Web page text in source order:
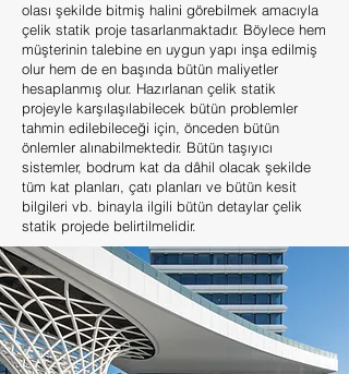
olası şekilde bitmiş halini görebilmek amacıyla
çelik statik proje tasarlanmaktadır. Böylece hem
müşterinin talebine en uygun yapı inşa edilmiş
olur hem de en başında bütün maliyetler
hesaplanmış olur. Hazırlanan çelik statik
projeyle karşılaşılabilecek bütün problemler
tahmin edilebileceği için, önceden bütün
önlemler alınabilmektedir. Bütün taşıyıcı
sistemler, bodrum kat da dâhil olacak şekilde
tüm kat planları, çatı planları ve bütün kesit
bilgileri vb. binayla ilgili bütün detaylar çelik
statik projede belirtilmelidir.